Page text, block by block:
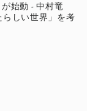
始動 - 中村竜
らしい世界」を考